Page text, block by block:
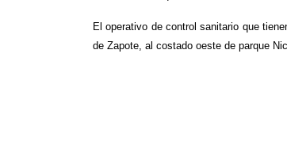
El operativo de control sanitario que
de Zapote, al costado oeste de parque